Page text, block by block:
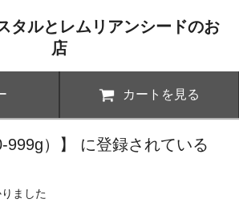
タルとレムリアンシードのお
店
カートを見る
999g）】 に登録されている
ました